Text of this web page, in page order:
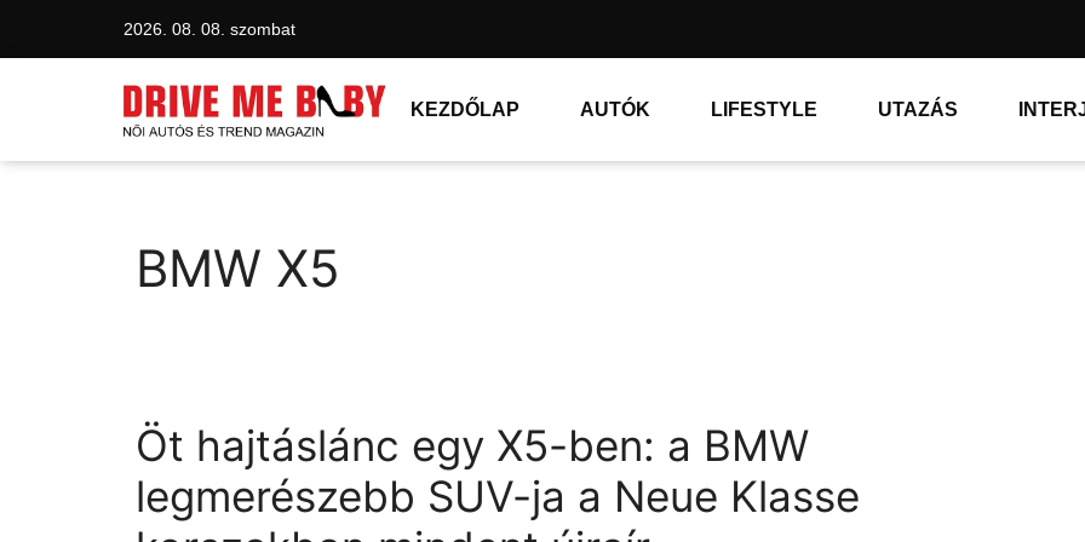
2026. 08. 08. szombat
KEZDŐLAP AUTÓK LIFESTYLE UTAZÁS
BMW X5
Öt hajtáslánc egy X5-ben: a BMW
legmerészebb SUV-ja a Neue Klasse